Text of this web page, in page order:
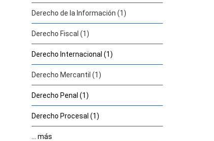
Derecho de la Información (1)
Derecho Fiscal (1)
Derecho Internacional (1)
Derecho Mercantil (1)
Derecho Penal (1)
Derecho Procesal (1)
... más